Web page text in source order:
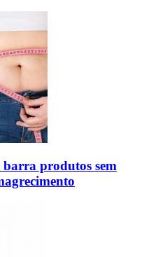
produtos sem